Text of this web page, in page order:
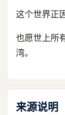
这个世界正
也愿世上所
湾。
来源说明